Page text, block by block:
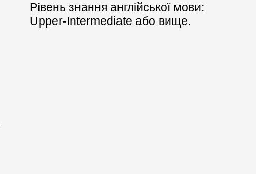
Рівень знання англійської мови:
Upper-Intermediate або вище.